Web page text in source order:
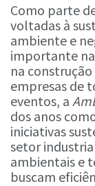
Como parte
voltadas à
ambiente e
importante
na
empresas de
eventos, a
dos anos
iniciativas
setor
ambientais e
buscam